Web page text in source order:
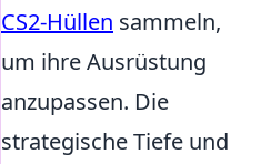
CS2-Hüllen sammeln,
um ihre Ausrüstung
anzupassen. Die
strategische Tiefe und